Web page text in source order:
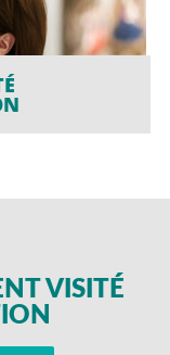
VISITÉ